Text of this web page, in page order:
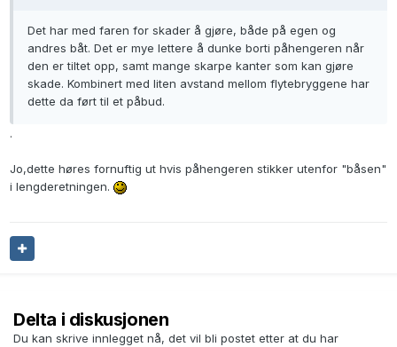
Det har med faren for skader å gjøre, både på egen og
andres båt. Det er mye lettere å dunke borti påhengeren når
den er tiltet opp, samt mange skarpe kanter som kan gjøre
skade. Kombinert med liten avstand mellom flytebryggene har
dette da ført til et påbud.
.
Jo,dette høres fornuftig ut hvis påhengeren stikker utenfor "båsen"
i lengderetningen.
Delta i diskusjonen
Du kan skrive innlegget nå, det vil bli postet etter at du har